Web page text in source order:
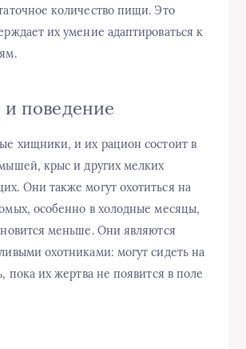
количество пищи. Это
их умение адаптироваться к
поведение
хищники, и их рацион состоит в
крыс и других мелких
Они также могут охотиться на
особенно в холодные месяцы,
меньше. Они являются
охотниками: могут сидеть на
пока их жертва не появится в поле